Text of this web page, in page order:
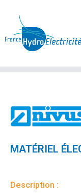
MATÉRIEL
Description :